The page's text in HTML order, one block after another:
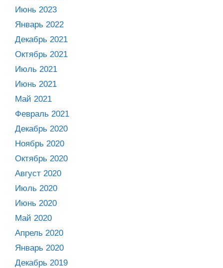
Июнь 2023
Январь 2022
Декабрь 2021
Октябрь 2021
Июль 2021
Июнь 2021
Май 2021
Февраль 2021
Декабрь 2020
Ноябрь 2020
Октябрь 2020
Август 2020
Июль 2020
Июнь 2020
Май 2020
Апрель 2020
Январь 2020
Декабрь 2019